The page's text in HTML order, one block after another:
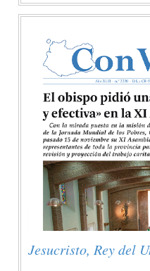
Jesucristo, Rey del